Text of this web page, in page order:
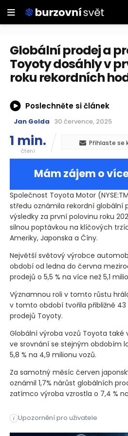
Globální prodej a
Toyoty dosáhly v
roku rekordních
Poslechněte si článek
Jan Golda 30 července, 2025
1 min.
čtení
Přihlaste se
Mám zájem o
Společnost Toyota Motor
středu oznámila rekordní globální
výsledky za první polovinu roku
silnou poptávkou na klíčových
Ameriky, Japonska a Číny.
Největší světový výrobce
období od ledna do června
prodejů o 5,5 % na více než 5,1
Významnou roli v tomto růstu
v tomto období tvořila přibližně
prodejů Toyoty.
Globální výroba vozů Toyota také
ve srovnání se stejným obdobím
5,8 % na 4,9 milionu vozů.
Za samotný měsíc červen
oznámil 1,7% nárůst globálních
zatímco výroba vzrostla o 7,4 %
i Upozornění pro uživatele